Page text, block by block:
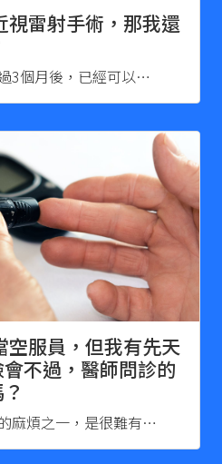
雷射手術，那我還
3個月後，已經可以…
服員，但我有先天
不過，醫師問診的
麻煩之一，是很難有…